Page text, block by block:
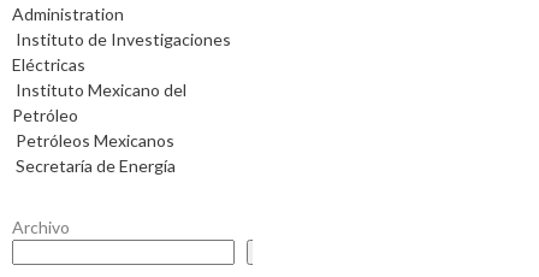
Administration
Instituto de Investigaciones
Eléctricas
Instituto Mexicano del
Petróleo
Petróleos Mexicanos
Secretaría de Energía
Archivo